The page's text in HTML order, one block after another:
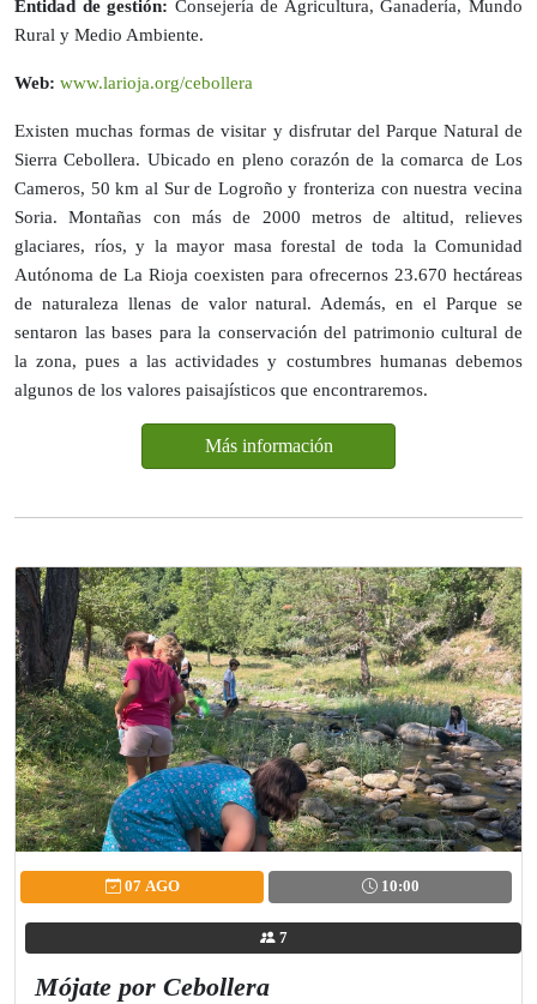
Entidad de gestión: Consejería de Agricultura, Ganadería, Mundo
Rural y Medio Ambiente.
Web: www.larioja.org/cebollera
Existen muchas formas de visitar y disfrutar del Parque Natural de
Sierra Cebollera. Ubicado en pleno corazón de la comarca de Los
Cameros, 50 km al Sur de Logroño y fronteriza con nuestra vecina
Soria. Montañas con más de 2000 metros de altitud, relieves
glaciares, ríos, y la mayor masa forestal de toda la Comunidad
Autónoma de La Rioja coexisten para ofrecernos 23.670 hectáreas
de naturaleza llenas de valor natural. Además, en el Parque se
sentaron las bases para la conservación del patrimonio cultural de
la zona, pues a las actividades y costumbres humanas debemos
algunos de los valores paisajísticos que encontraremos.
Más información
07 AGO 10:00
7
Mójate por Cebollera